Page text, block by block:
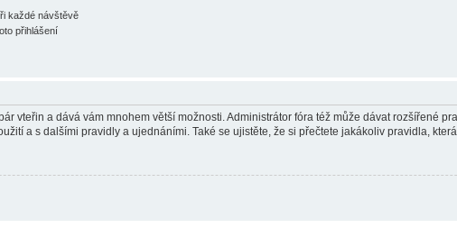
každé návštěvě
přihlášení
vteřin a dává vám mnohem větší možnosti. Administrátor fóra též může dávat rozšířené
a s dalšími pravidly a ujednáními. Také se ujistěte, že si přečtete jakákoliv pravidla,